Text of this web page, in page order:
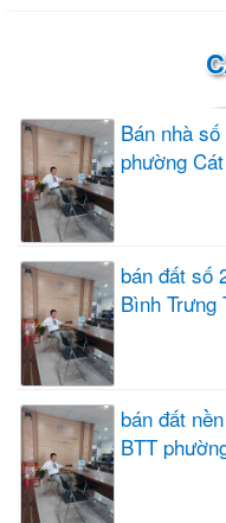
Bán nhà
phường
bán đất số
Bình Trưng
bán đất
BTT